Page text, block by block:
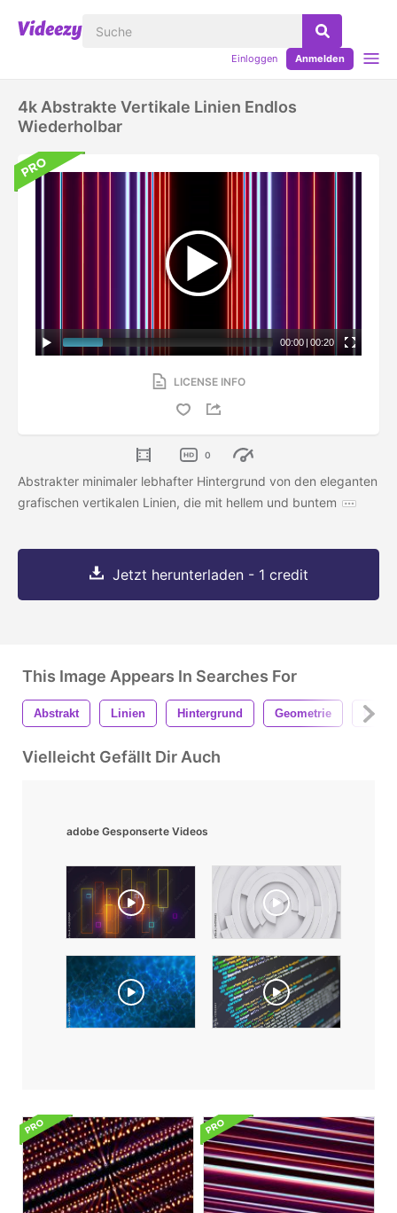
Einloggen Anmelden
4k Abstrakte Vertikale Linien Endlos
Wiederholbar
00:00 | 00:20
LICENSE INFO
0
Abstrakter minimaler lebhafter Hintergrund von den eleganten
grafischen vertikalen Linien, die mit hellem und buntem
Jetzt herunterladen - 1 credit
This Image Appears In Searches For
Abstrakt Linien Hintergrund Geometrie
Vielleicht Gefällt Dir Auch
adobe Gesponserte Videos